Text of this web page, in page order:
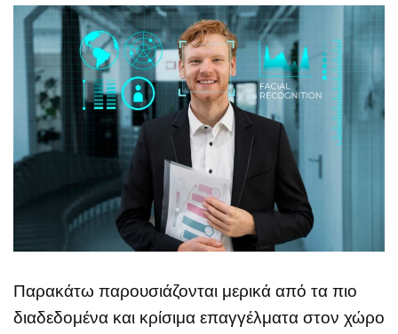
Παρακάτω παρουσιάζονται μερικά από τα πιο
διαδεδομένα και κρίσιμα επαγγέλματα στον χώρο